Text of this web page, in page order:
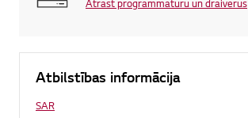
Atrast programmatūru un draiverus
Atbilstības informācija
SAR